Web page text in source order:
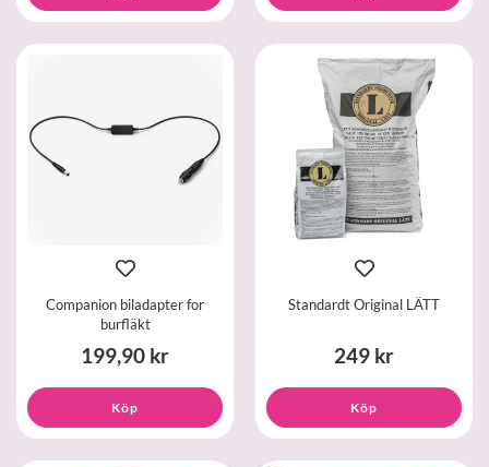
Companion biladapter for
burfläkt
199,90 kr
Köp
Standardt Original LÄTT
249 kr
Köp